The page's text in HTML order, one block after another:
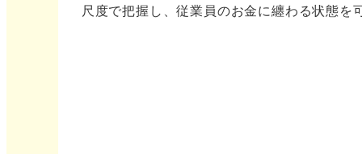
尺度で把握し、従業員のお金に纏わる状態を